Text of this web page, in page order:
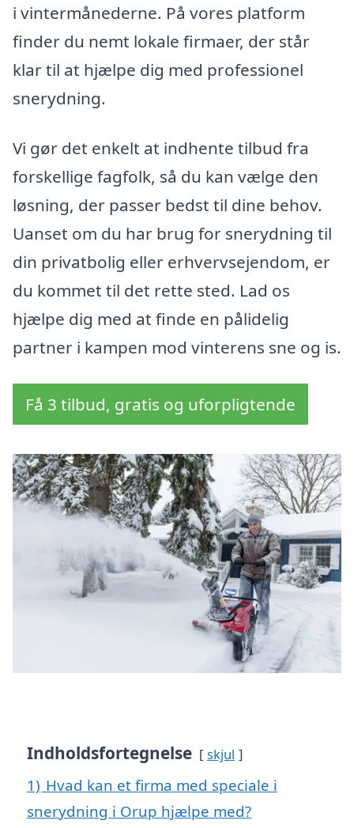
i vintermånederne. På vores platform
finder du nemt lokale firmaer, der står
klar til at hjælpe dig med professionel
snerydning.
Vi gør det enkelt at indhente tilbud fra
forskellige fagfolk, så du kan vælge den
løsning, der passer bedst til dine behov.
Uanset om du har brug for snerydning til
din privatbolig eller erhvervsejendom, er
du kommet til det rette sted. Lad os
hjælpe dig med at finde en pålidelig
partner i kampen mod vinterens sne og is.
Få 3 tilbud, gratis og uforpligtende
Indholdsfortegnelse skjul
1) Hvad kan et firma med speciale i
snerydning i Orup hjælpe med?